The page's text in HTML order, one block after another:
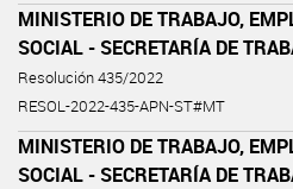
MINISTERIO DE TRABAJO,
SOCIAL - SECRETARÍA DE
Resolución 435/2022
RESOL-2022-435-APN-ST#MT
MINISTERIO DE TRABAJO,
SOCIAL - SECRETARÍA DE